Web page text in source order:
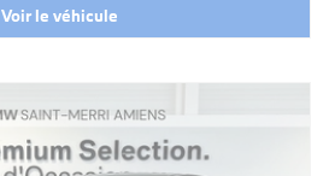
Voir le véhicule